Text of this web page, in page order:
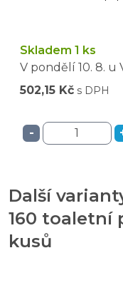
Skladem 1 ks
V pondělí 10. 8. u
502,15 Kč s DPH
-
Další
160 toaletní
kusů